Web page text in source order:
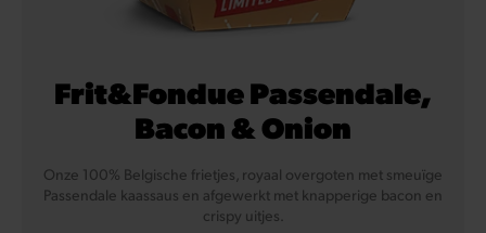
Frit&Fondue Passendale,
Bacon & Onion
Onze 100% Belgische frietjes, royaal overgoten met smeuïge
Passendale kaassaus en afgewerkt met knapperige bacon en
crispy uitjes.